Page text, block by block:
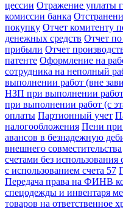
цессии Отражение уплаты
комиссии банка
покупку Отчет комитенту
денежных средств Отчет
прибыли Отчет
патенте Оформление на
сотрудника на неполный
выполнении работ (вне
НЗП при выполнении
при выполнении работ (с
оплаты Партионный учет
налогообложения Пени при
авансов в безнадежную
внешнего совместительства
счетами без использования
с использованием счета 57
Передача права на ФИНВ
спецодежды и инвентаря
товаров на ответственное